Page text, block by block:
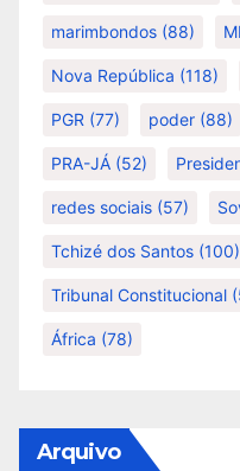
marimbondos (88)
Nova República (118)
PGR (77) poder (88)
PRA-JÁ (52)
redes sociais (57)
Tchizé dos Santos (100)
Tribunal Constitucional
África (78)
Arquivo